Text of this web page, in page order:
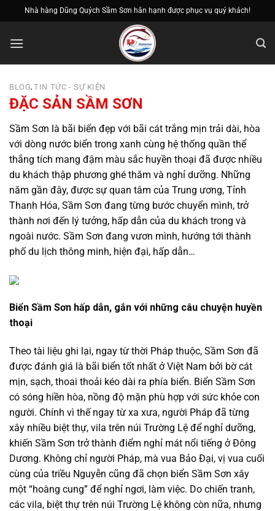
qua
nội
Nhà hàng Dũng Quých Sầm Sơn hân hạnh được phục vụ quý khách!
BLOG,TIN TỨC - SỰ KIỆN
ĐẶC SẢN SẦM SƠN
Sầm Sơn là bãi biển đẹp với bãi cát trắng mịn trải dài, hòa
với dòng nước biển trong xanh cùng hệ thống quần thể
thắng tích mang đậm màu sắc huyền thoại đã được nhiều
du khách thập phương ghé thăm và nghỉ dưỡng. Những
năm gần đây, được sự quan tâm của Trung ương, Tỉnh
Thanh Hóa, Sầm Sơn đang từng bước chuyển mình, trở
thành nơi đến lý tưởng, hấp dẫn của du khách trong và
ngoài nước. Sầm Sơn đang vươn mình, hướng tới thành
phố du lịch thông minh, hiện đại, hấp dẫn…
Biển Sầm Sơn hấp dẫn, gắn với những câu chuyện huyền
thoại
Theo tài liệu ghi lại, ngay từ thời Pháp thuộc, Sầm Sơn đã
được đánh giá là bãi biển tốt nhất ở Việt Nam bởi bờ cát
mịn, sạch, thoai thoải kéo dài ra phía biển. Biển Sầm Sơn
có sóng hiền hòa, nồng độ mặn phù hợp với sức khỏe con
người. Chính vì thế ngay từ xa xưa, người Pháp đã từng
xây nhiều biệt thự, vila trên núi Trường Lệ để nghỉ dưỡng,
khiến Sầm Sơn trở thành điểm nghỉ mát nổi tiếng ở Đông
Dương. Không chỉ người Pháp, mà vua Bảo Đại, vị vua cuối
cùng của triều Nguyễn cũng đã chọn biển Sầm Sơn xây
một “hoàng cung” để nghỉ ngơi, làm việc. Do chiến tranh,
các vila, biệt thự trên núi Trường Lệ không còn nữa, nhưng